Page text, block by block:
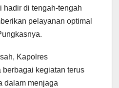
hadir di tengah-tengah
pelayanan optimal
Kapolres
kegiatan terus
dalam menjaga